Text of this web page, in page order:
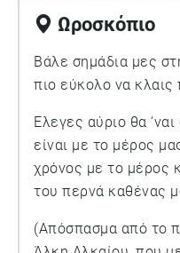
Ωροσκόπιο
Βάλε σημάδια μες
πιο εύκολο να κλαις
Έλεγες αύριο θα
είναι με το μέρος
χρόνος με το μέρος
του περνά καθένας
(Απόσπασμα από το